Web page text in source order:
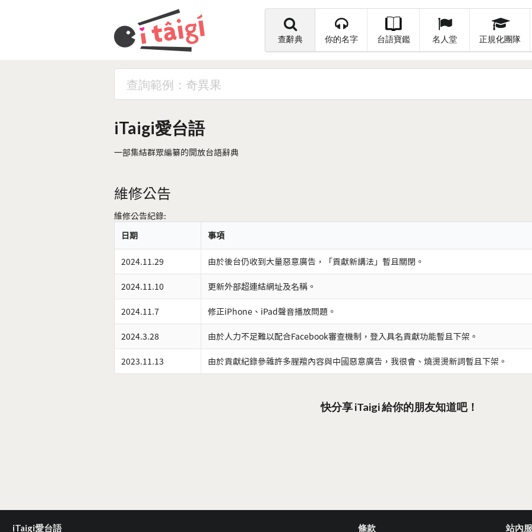
查辭典 你的名字 台語寶鑑 名人堂 正規化團隊
iTaigi愛台語
一部集結群眾編纂的開放台語辭典
維修公告
維修公告紀錄:
日期
事項
2024.11.29 由於後台仍收到大量惡意廣告，「貢獻新講法」暫且關閉。
2024.11.10 更新外部超連結網址及名稱。
2024.11.7 修正iPhone、iPad聲音播放問題。
2024.3.28 由於人力不足難以配合Facebook審查機制，登入具名貢獻功能暫且下架。
2023.11.13 由於貢獻紀錄參雜許多腥羶內容與中國惡意廣告，我很會、燒燙燙新詞暫且下架。
快分享 iTaigi 給你的朋友知道吧！
iTaigi愛台語 條款 站內